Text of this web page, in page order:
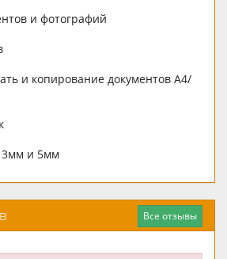
и фотографий
и копирование документов А4/
3мм и 5мм
Все отзывы